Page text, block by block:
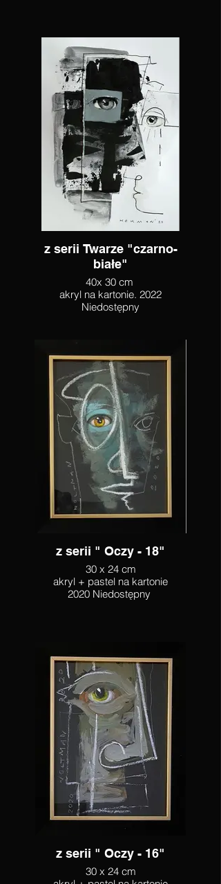
z serii Twarze "czarno-
białe"
40x 30 cm
akryl na kartonie. 2022
Niedostępny
z serii " Oczy - 18"
30 x 24 cm
akryl + pastel na kartonie
2020 Niedostępny
z serii " Oczy - 16"
30 x 24 cm